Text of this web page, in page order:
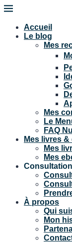
Accueil
Le blog
Mes
Mes
Le
FAQ
Mes livres
Mes
Mes
À propos
Qui
Mon